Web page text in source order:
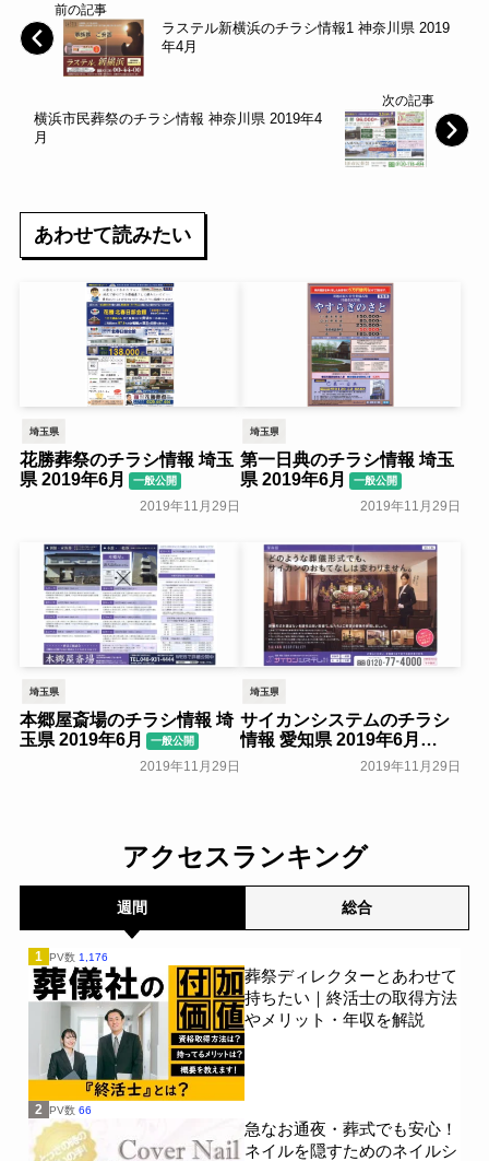
前の記事
ラステル新横浜のチラシ情報1 神奈川県 2019
年4月
次の記事
横浜市民葬祭のチラシ情報 神奈川県 2019年4
月
あわせて読みたい
埼玉県
花勝葬祭のチラシ情報 埼玉
県 2019年6月
一般公開
2019年11月29日
埼玉県
第一日典のチラシ情報 埼玉
県 2019年6月
一般公開
2019年11月29日
埼玉県
本郷屋斎場のチラシ情報 埼
玉県 2019年6月
一般公開
2019年11月29日
埼玉県
サイカンシステムのチラシ
情報 愛知県 2019年6月
2019年11月29日
アクセスランキング
週間 総合
1 PV数 1,176
葬祭ディレクターとあわせて
持ちたい｜終活士の取得方法
やメリット・年収を解説
2 PV数 66
急なお通夜・葬式でも安心！
ネイルを隠すためのネイルシ